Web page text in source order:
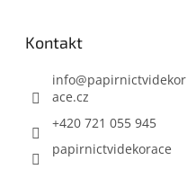
Kontakt
info@papirnictvidekor
ace.cz
+420 721 055 945
papirnictvidekorace